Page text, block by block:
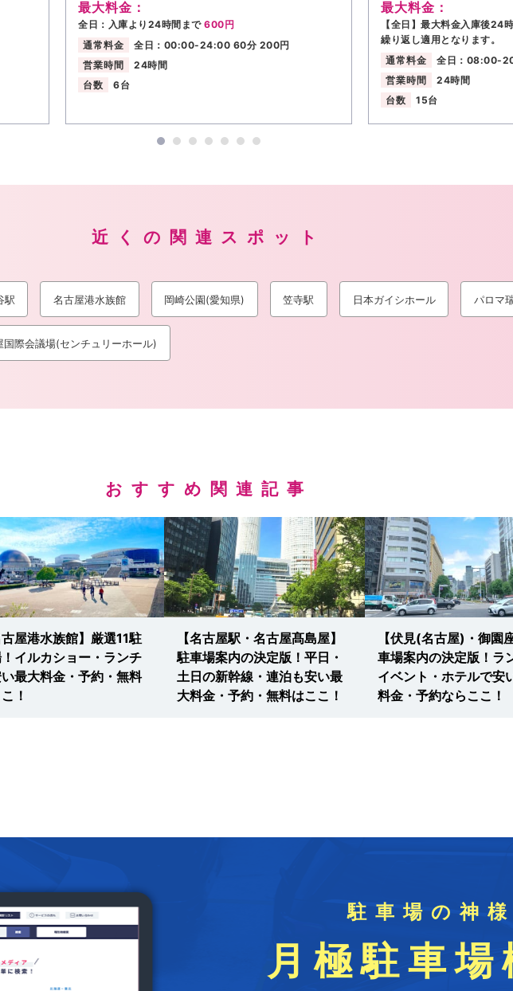
最大料金：
全日：入庫より24時間まで 600円
通常料金
全日：00:00-24:00 60分 200円
営業時間
24時間
台数
6台
最大料金：
【全日】最大料金入庫後24
繰り返し適用となります。
通常料金
全日：08:00-
営業時間
24時間
台数
15台
近くの関連スポット
駅 名古屋港水族館 岡崎公園(愛知県) 笠寺駅 日本ガイシホール パロマ
国際会議場(センチュリーホール)
おすすめ関連記事
古屋港水族館】厳選11駐
イルカショー・ランチ
最大料金・予約・無料
！
【名古屋駅・名古屋髙島屋】
駐車場案内の決定版！平日・
土日の新幹線・連泊も安い最
大料金・予約・無料はここ！
【伏見(名古屋)・御園
車場案内の決定版！ラ
イベント・ホテルで安
料金・予約ならここ！
駐車場の神様
月極駐車場